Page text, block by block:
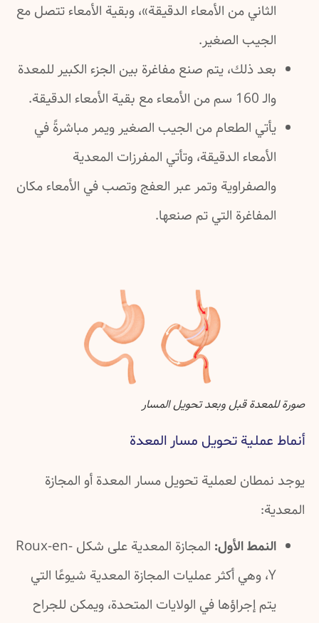
الثاني من الأمعاء الدقيقة»، وبقية الأمعاء تتصل مع
الجيب الصغير.
بعد ذلك، يتم صنع مفاغرة بين الجزء الكبير للمعدة
والـ 160 سم من الأمعاء مع بقية الأمعاء الدقيقة.
يأتي الطعام من الجيب الصغير ويمر مباشرةً في
الأمعاء الدقيقة، وتأتي المفرزات المعدية
والصفراوية وتمر عبر العفج وتصب في الأمعاء مكان
المفاغرة التي تم صنعها.
صورة للمعدة قبل وبعد تحويل المسار
أنماط عملية تحويل مسار المعدة
يوجد نمطان لعملية تحويل مسار المعدة أو المجازة
المعدية:
النمط الأول:
المجازة المعدية على شكل Roux-en-
Y، وهي أكثر عمليات المجازة المعدية شيوعًا التي
يتم إجراؤها في الولايات المتحدة، ويمكن للجراح